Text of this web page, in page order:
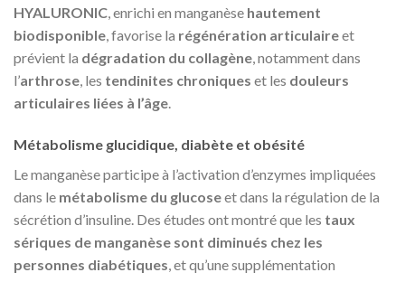
HYALURONIC, enrichi en manganèse hautement
biodisponible, favorise la régénération articulaireet
prévient la dégradation du collagène, notamment dans
l’arthrose, les tendinites chroniques et les douleurs
articulaires liées à l’âge.
Métabolisme glucidique, diabète et obésité
Le manganèse participe à l’activation d’enzymes impliquées
dans le métabolisme du glucoseet dans la régulation de la
sécrétion d’insuline. Des études ont montré que les taux
sériques de manganèse sont diminués chez les
personnes diabétiques, et qu’une supplémentation